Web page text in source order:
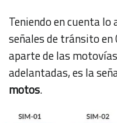
Teniendo en cuenta
señales de tránsito en
aparte de las
adelantadas, es la
motos.